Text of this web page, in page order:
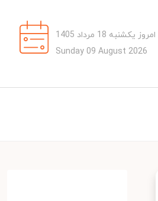
امروز یکشنبه 18 مرداد 1405
Sunday 09 August 2026